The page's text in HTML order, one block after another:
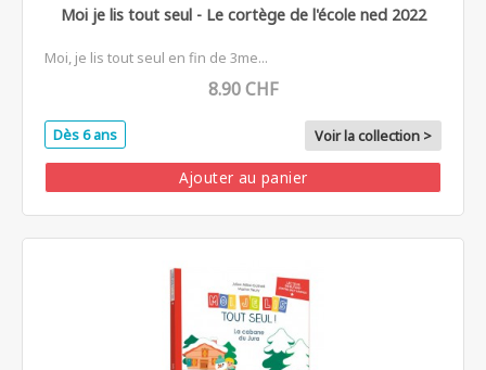
Moi je lis tout seul - Le cortège de l'école ned 2022
Moi, je lis tout seul en fin de 3me...
8.90 CHF
Dès 6 ans Voir la collection >
Ajouter au panier